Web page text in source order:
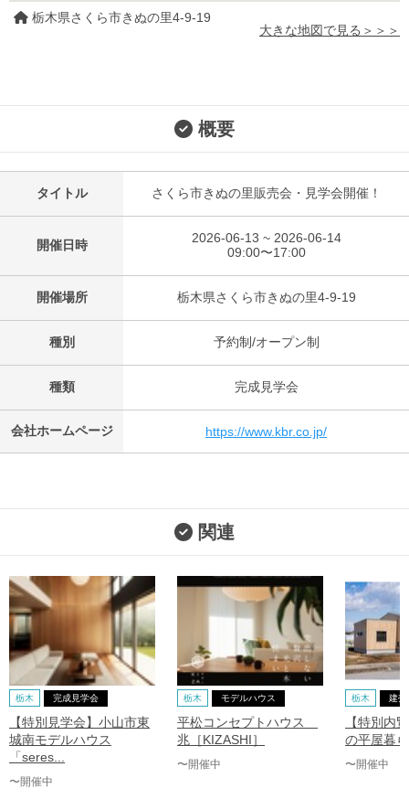
栃木県さくら市きぬの里4-9-19
大きな地図で見る＞＞＞
概要
タイトル さくら市きぬの里販売会・見学会開催！
開催日時
2026-06-13 ~ 2026-06-14
09:00〜17:00
開催場所 栃木県さくら市きぬの里4-9-19
種別 予約制/オープン制
種類 完成見学会
会社ホームページ https://www.kbr.co.jp/
関連
栃木 完成見学会
【特別見学会】小山市東
城南モデルハウス
「seres...
〜開催中
栃木 モデルハウス
平松コンセプトハウス
兆［KIZASHI］
〜開催中
栃木 建売
【特別内
の平屋暮
〜開催中